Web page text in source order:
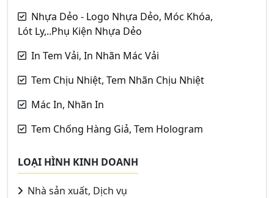
Nhựa Dẻo - Logo Nhựa Dẻo, Móc Khóa,
Lót Ly,..Phụ Kiện Nhựa Dẻo
In Tem Vải, In Nhãn Mác Vải
Tem Chịu Nhiệt, Tem Nhãn Chịu Nhiệt
Mác In, Nhãn In
Tem Chống Hàng Giả, Tem Hologram
LOẠI HÌNH KINH DOANH
Nhà sản xuất, Dịch vụ